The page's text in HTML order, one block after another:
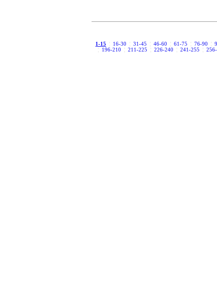
1-15 16-30 31-45 46-60 61-75 76-90
196-210 211-225 226-240 241-255